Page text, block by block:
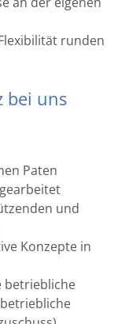
runden
bei uns
Paten
und
Konzepte in
betriebliche